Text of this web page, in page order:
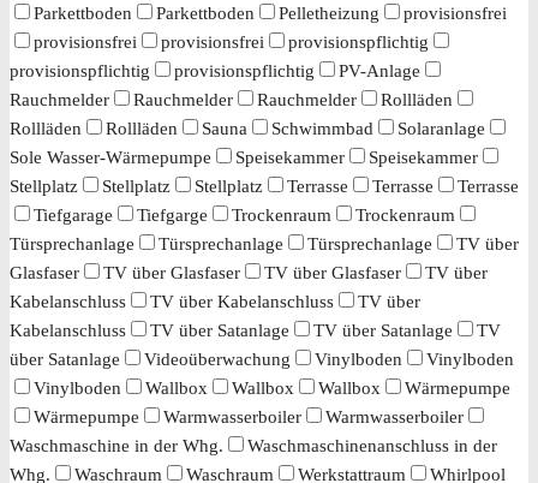
Parkettboden
Parkettboden Pelletheizung
provisionsfrei
provisionsfrei
provisionsfrei
provisionspflichtig
provisionspflichtig
provisionspflichtig
PV-Anlage
Rauchmelder
Rauchmelder Rauchmelder
Rollläden
Rollläden
Rollläden Sauna Schwimmbad
Solaranlage
Sole Wasser-Wärmepumpe
Speisekammer
Speisekammer
Stellplatz
Stellplatz Stellplatz Terrasse Terrasse
Terrasse
Tiefgarage
Tiefgarge Trockenraum
Trockenraum
Türsprechanlage
Türsprechanlage Türsprechanlage
TV über
Glasfaser
TV über Glasfaser TV über Glasfaser
TV über
Kabelanschluss
TV über Kabelanschluss
TV über
Kabelanschluss
TV über Satanlage TV über Satanlage
TV
über Satanlage
Videoüberwachung Vinylboden
Vinylboden
Vinylboden
Wallbox Wallbox Wallbox
Wärmepumpe
Wärmepumpe
Warmwasserboiler
Warmwasserboiler
Waschmaschine in der Whg.
Waschmaschinenanschluss in der
Whg.
Waschraum Waschraum Werkstattraum
Whirlpool